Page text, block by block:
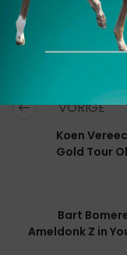
VORIGE
Koen
Gold Tour
Bart
Ameldonk Z in